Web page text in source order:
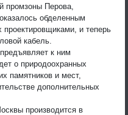
промзоны Перова,
обделенным
и теперь
кабель.
к ним
о природоохранных
памятников и мест,
дополнительных
производится в